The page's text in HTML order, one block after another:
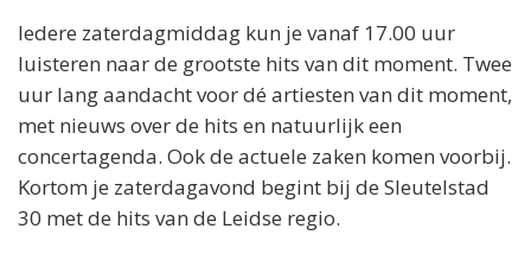
Iedere zaterdagmiddag kun je vanaf 17.00 uur
luisteren naar de grootste hits van dit moment. Twee
uur lang aandacht voor dé artiesten van dit moment,
met nieuws over de hits en natuurlijk een
concertagenda. Ook de actuele zaken komen voorbij.
Kortom je zaterdagavond begint bij de Sleutelstad
30 met de hits van de Leidse regio.